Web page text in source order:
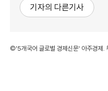
기자의 다른기사
©'5개국어 글로벌 경제신문' 아주경제.